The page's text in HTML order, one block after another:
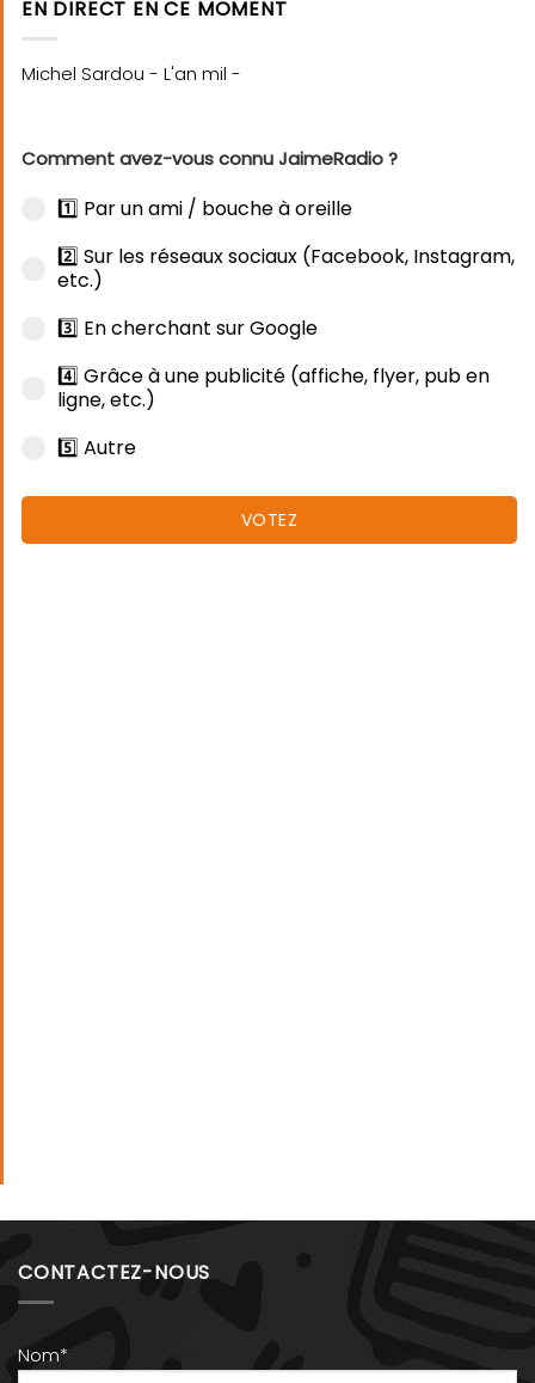
EN DIRECT EN CE MOMENT
Comment avez-vous connu JaimeRadio ?
1️⃣ Par un ami / bouche à oreille
2️⃣ Sur les réseaux sociaux (Facebook, Instagram,
etc.)
3️⃣ En cherchant sur Google
4️⃣ Grâce à une publicité (affiche, flyer, pub en
ligne, etc.)
5️⃣ Autre
VOTEZ
CONTACTEZ-NOUS
Nom*